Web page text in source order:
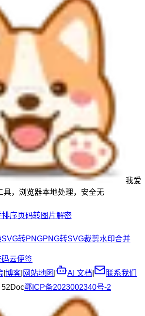
我爱
具，浏览器本地处理，安全无
排序页码转图片解密
SVG转PNGPNG转SVG裁剪水印合并
云便签
博客 网站地图 AI 文档
联系我们
鄂ICP备2023002340号-2